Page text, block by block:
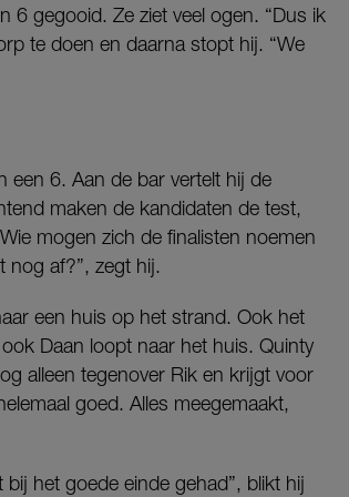
6 gegooid. Ze ziet veel ogen. “Dus ik
te doen en daarna stopt hij. “We
6. Aan de bar vertelt hij de
maken de kandidaten de test,
mogen zich de finalisten noemen
nog af?”, zegt hij.
een huis op het strand. Ook het
Daan loopt naar het huis. Quinty
alleen tegenover Rik en krijgt voor
goed. Alles meegemaakt,
het goede einde gehad”, blikt hij